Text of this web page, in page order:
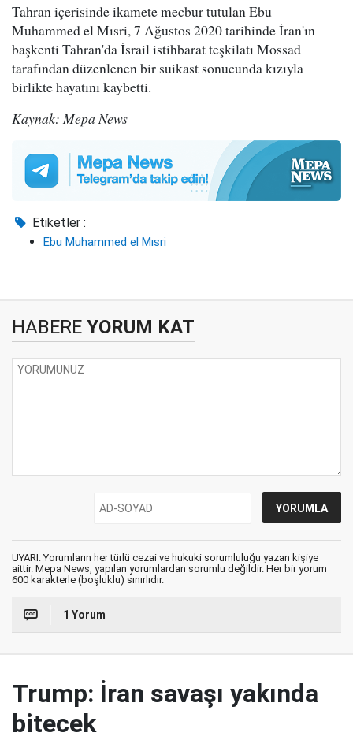
Tahran içerisinde ikamete mecbur tutulan Ebu
Muhammed el Mısri, 7 Ağustos 2020 tarihinde İran'ın
başkenti Tahran'da İsrail istihbarat teşkilatı Mossad
tarafından düzenlenen bir suikast sonucunda kızıyla
birlikte hayatını kaybetti.
Kaynak: Mepa News
Etiketler :
Ebu Muhammed el Mısri
HABERE YORUM KAT
UYARI: Yorumların her türlü cezai ve hukuki sorumluluğu yazan kişiye
aittir. Mepa News, yapılan yorumlardan sorumlu değildir. Her bir yorum
600 karakterle (boşluklu) sınırlıdır.
1 Yorum
Trump: İran savaşı yakında
bitecek